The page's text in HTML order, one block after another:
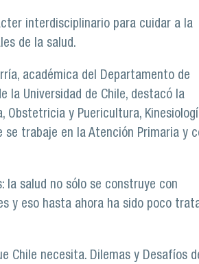
interdisciplinario para cuidar a la
de la salud.
académica del Departamento de
la Universidad de Chile, destacó la
Obstetricia y Puericultura,
trabaje en la Atención Primaria y
la salud no sólo se construye con
y eso hasta ahora ha sido poco
Chile necesita. Dilemas y Desafíos